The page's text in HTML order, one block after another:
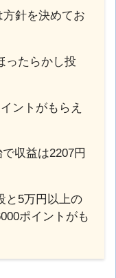
針を決めてお
ったらかし投
ントがもらえ
収益は2207円
と5万円以上の
ポイントがも